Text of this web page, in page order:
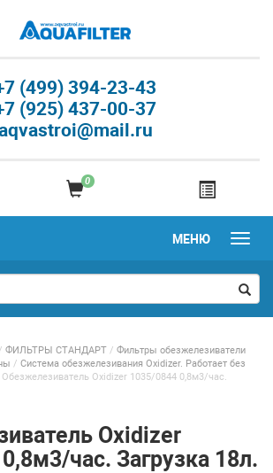
(499) 394-23-43
(925) 437-00-37
0
МЕНЮ
ФИЛЬТРЫ СТАНДАРТ / Фильтры обезжелезиватели
/ Система обезжелезивания Oxidizer. Работает без
Обезжелезиватель Oxidizer 1035/0844 0,8м3/час.
Oxidizer
час. Загрузка 18л.